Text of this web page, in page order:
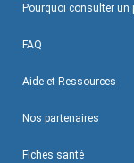
Pourquoi consulter un
FAQ
Aide et Ressources
Nos partenaires
Fiches santé